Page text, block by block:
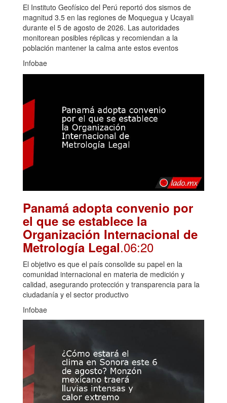
El Instituto Geofísico del Perú reportó dos sismos de
magnitud 3.5 en las regiones de Moquegua y Ucayali
durante el 5 de agosto de 2026. Las autoridades
monitorean posibles réplicas y recomiendan a la
población mantener la calma ante estos eventos
Infobae
Panamá adopta convenio por
el que se establece la
Organización Internacional de
Metrología Legal.06:20
El objetivo es que el país consolide su papel en la
comunidad internacional en materia de medición y
calidad, asegurando protección y transparencia para la
ciudadanía y el sector productivo
Infobae